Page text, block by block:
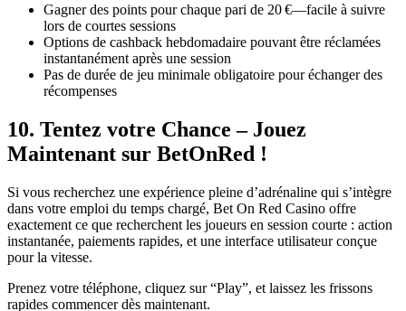
Gagner des points pour chaque pari de 20 €—facile à suivre
lors de courtes sessions
Options de cashback hebdomadaire pouvant être réclamées
instantanément après une session
Pas de durée de jeu minimale obligatoire pour échanger des
récompenses
10. Tentez votre Chance – Jouez
Maintenant sur BetOnRed !
Si vous recherchez une expérience pleine d’adrénaline qui s’intègre
dans votre emploi du temps chargé, Bet On Red Casino offre
exactement ce que recherchent les joueurs en session courte : action
instantanée, paiements rapides, et une interface utilisateur conçue
pour la vitesse.
Prenez votre téléphone, cliquez sur “Play”, et laissez les frissons
rapides commencer dès maintenant.